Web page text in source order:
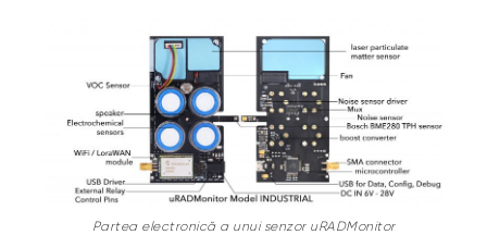
Partea electronică a unui senzor uRADMonitor